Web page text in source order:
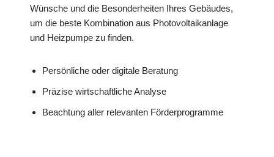
Wünsche und die Besonderheiten Ihres Gebäudes,
um die beste Kombination aus Photovoltaikanlage
und Heizpumpe zu finden.
Persönliche oder digitale Beratung
Präzise wirtschaftliche Analyse
Beachtung aller relevanten Förderprogramme